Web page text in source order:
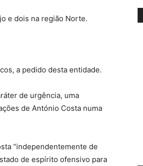
e dois na região Norte.
a pedido desta entidade.
de urgência, uma
de António Costa numa
“independentemente de
de espírito ofensivo para